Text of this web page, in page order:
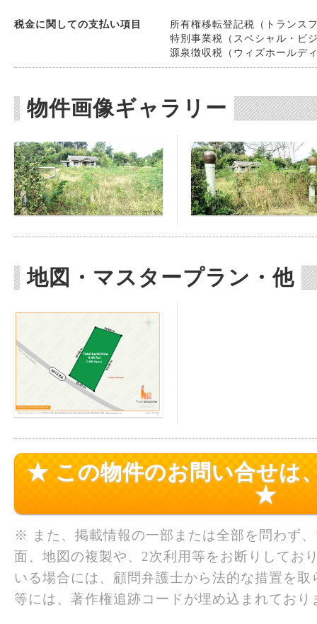
税金に関しての支払い項目
所有権移転登記税（トランス
特別事業税（スペシャル・ビ
源泉徴収税（ウィズホールデ
物件画像ギャラリー
地図・マスタープラン・他
★ この物件のお問い合せは
★
※ また、掲載情報の一部または全部を問わず
面、地図の複製や、2次利用等をお断りしてお
いる場合には、顧問弁護士から法的な措置を
等には、著作権追跡コードが埋め込まれており